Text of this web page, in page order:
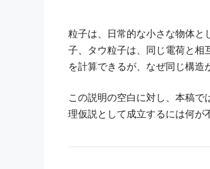
粒子は、日常的な小さな物体と
子、タウ粒子は、同じ電荷と相
を計算できるが、なぜ同じ構造
この説明の空白に対し、本稿
理仮説として成立するには何が